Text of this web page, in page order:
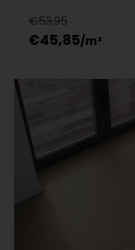
€53,95
€45,85